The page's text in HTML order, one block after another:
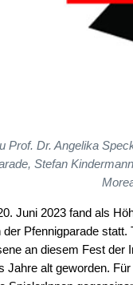
Prof. Dr. Angelika
Stefan
Juni 2023 fand als
der Pfennigparade
an diesem Fest der
Jahre alt geworden.